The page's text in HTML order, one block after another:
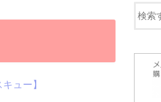
ュー】